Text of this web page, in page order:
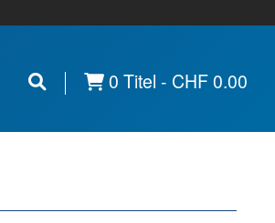
0 Titel - CHF0.00